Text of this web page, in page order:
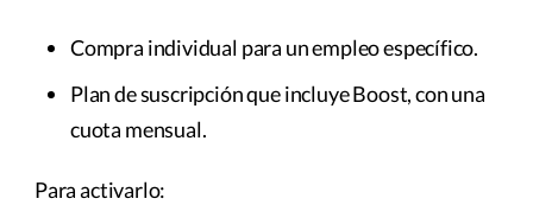
Compra individual para un empleo específico.
Plan de suscripción que incluye Boost, con una
cuota mensual.
Para activarlo: